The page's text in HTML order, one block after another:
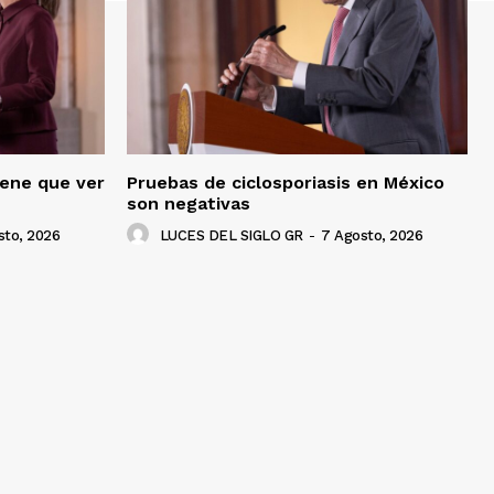
que ver
2026
Pruebas de ciclosporiasis en México
son negativas
LUCES DEL SIGLO GR - 7 Agosto, 2026